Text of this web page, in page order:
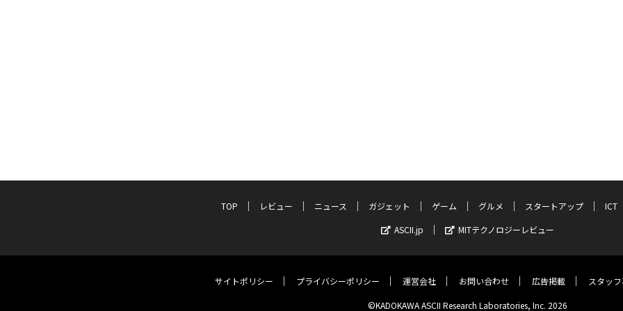
TOP レビュー ニュース ガジェット ゲーム グルメ スタートアップ
ICT
ASCII.jp
MITテクノロジーレビュー
サイトポリシー プライバシーポリシー 運営会社 お問い合わせ 広告掲載 スタッ
©KADOKAWA ASCII Research Laboratories, Inc. 2026